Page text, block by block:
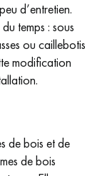
d’entretien.
temps : sous
ou caillebotis
modification
de bois et de
de bois